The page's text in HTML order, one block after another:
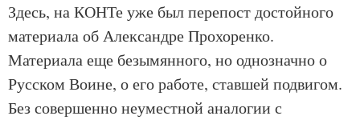
Здесь, на КОНТе уже был перепост достойного
материала об Александре Прохоренко.
Материала еще безымянного, но однозначно о
Русском Воине, о его работе, ставшей подвигом.
Без совершенно неуместной аналогии с